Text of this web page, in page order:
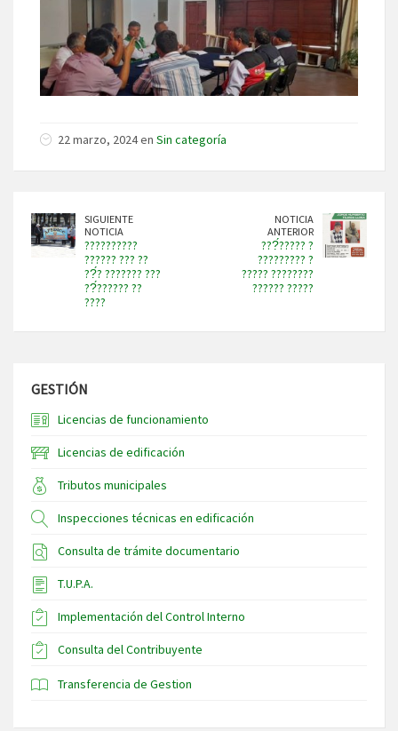
22 marzo, 2024 en Sin categoría
SIGUIENTE
NOTICIA
??????????
?????? ??? ??
??́? ??????? ???
??́?????? ??
????
NOTICIA
ANTERIOR
???́????? ?
????????? ?
????? ????????
?????? ?????
GESTIÓN
Licencias de funcionamiento
Licencias de edificación
Tributos municipales
Inspecciones técnicas en edificación
Consulta de trámite documentario
T.U.P.A.
Implementación del Control Interno
Consulta del Contribuyente
Transferencia de Gestion